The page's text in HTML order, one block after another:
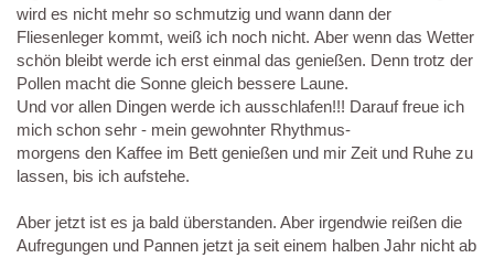
wird es nicht mehr so schmutzig und wann dann der
Fliesenleger kommt, weiß ich noch nicht. Aber wenn das Wetter
schön bleibt werde ich erst einmal das genießen. Denn trotz der
Pollen macht die Sonne gleich bessere Laune.
Und vor allen Dingen werde ich ausschlafen!!! Darauf freue ich
mich schon sehr - mein gewohnter Rhythmus-
morgens den Kaffee im Bett genießen und mir Zeit und Ruhe zu
lassen, bis ich aufstehe.
Aber jetzt ist es ja bald überstanden. Aber irgendwie reißen die
Aufregungen und Pannen jetzt ja seit einem halben Jahr nicht ab